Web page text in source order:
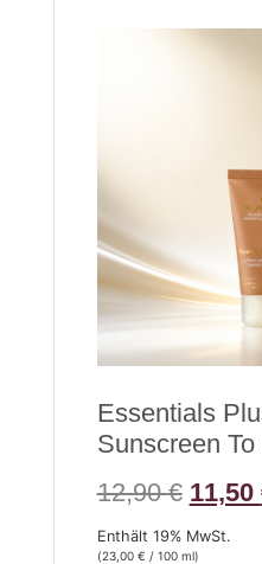
Essentials
Sunscreen
12,90€ 11,50
Enthält 19% MwSt.
(23,00 € / 100 ml)